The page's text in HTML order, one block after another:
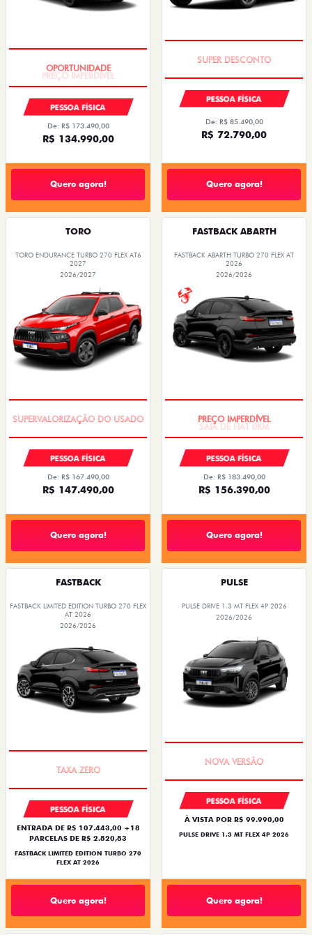
PESSOA FÍSICA
De: R$ 173.490,00
R$ 134.990,00
Quero agora!
PESSOA FÍSICA
De: R$ 85.490,00
R$ 72.790,00
Quero agora!
TORO
TORO ENDURANCE TURBO 270 FLEX AT6
2027
2026/2027
PESSOA FÍSICA
De: R$ 167.490,00
R$ 147.490,00
Quero agora!
FASTBACK ABARTH
FASTBACK ABARTH TURBO 270 FLEX AT
2026
2026/2026
PESSOA FÍSICA
De: R$ 183.490,00
R$ 156.390,00
Quero agora!
FASTBACK
FASTBACK LIMITED EDITION TURBO 270 FLEX
AT 2026
2026/2026
PESSOA FÍSICA
ENTRADA DE R$ 107.443,00 +18
PARCELAS DE R$ 2.820,83
FASTBACK LIMITED EDITION TURBO 270
FLEX AT 2026
Quero agora!
PULSE
PULSE DRIVE 1.3 MT FLEX 4P 2026
2026/2026
PESSOA FÍSICA
À VISTA POR R$ 99.990,00
PULSE DRIVE 1.3 MT FLEX 4P 2026
Quero agora!